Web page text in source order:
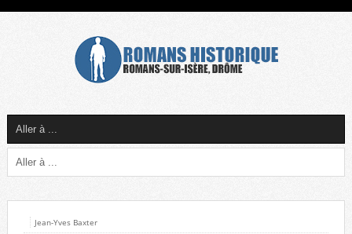
Jean-Yves Baxter